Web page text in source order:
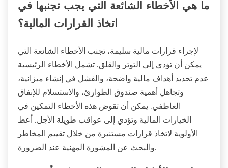
ما هي الأخطاء الشائعة التي يجب تجنبها في
اتخاذ القرارات المالية؟
لإجراء قرارات مالية سليمة، تجنب الأخطاء الشائعة التي
يمكن أن تؤدي إلى التوتر والقلق. تشمل الأخطاء الرئيسية
عدم تحديد أهداف مالية واضحة، والفشل في إنشاء ميزانية،
وتجاهل أهمية صندوق الطوارئ، والاستسلام للإنفاق
العاطفي. يمكن أن تقوض هذه الأخطاء التمكين في
الخيارات المالية وتؤدي إلى عواقب طويلة الأجل. أعط
الأولوية لاتخاذ قرارات مستنيرة من خلال تقييم المخاطر
والبحث عن المشورة المهنية عند الضرورة.